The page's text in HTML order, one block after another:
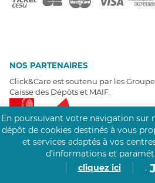
NOS PARTENAIRES
Click&Care est soutenu par les
Caisse des Dépôts et MAIF.
EXPERTS À VOTRE ÉCOUTE
En poursuivant votre navigation sur
dépôt de cookies destinés à vous
et services adaptés à vos
d’informations et
cliquez ici
.